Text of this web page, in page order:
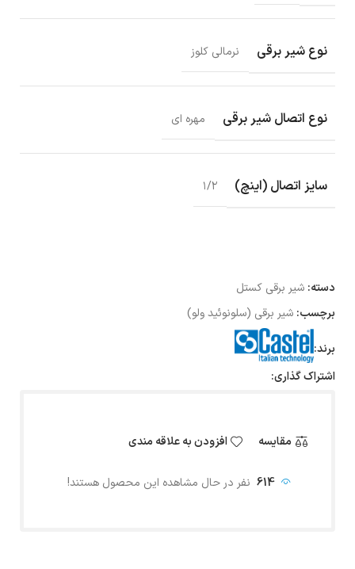
نوع شیر برقی نرمالی کلوز
نوع اتصال شیر برقی مهره ای
سایز اتصال (اینچ) ۱/۲
دسته: شیر برقی کستل
برچسب: شیر برقی (سلونوئید ولو)
برند:
اشتراک گذاری:
مقایسه افزودن به علاقه مندی
614 نفر در حال مشاهده این محصول هستند!